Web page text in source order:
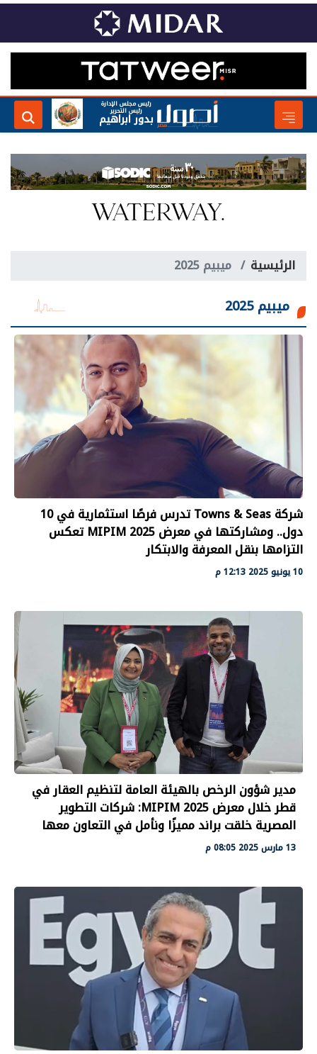
رئيس مجلس الإدارة
رئيس التحرير
بدور ابراهيم
الرئيسية ميبيم 2025
ميبيم 2025
شركة Towns & Seas تدرس فرصًا استثمارية في 10
دول.. ومشاركتها في معرض MIPIM 2025 تعكس
التزامها بنقل المعرفة والابتكار
10 يونيو 2025 12:13 م
مدير شؤون الرخص بالهيئة العامة لتنظيم العقار في
قطر خلال معرض MIPIM 2025: شركات التطوير
المصرية خلقت براند مميزًا ونأمل في التعاون معها
13 مارس 2025 08:05 م